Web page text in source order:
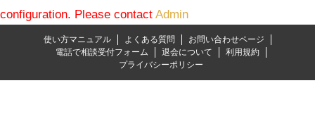
c
configuration. Please contact Admin
使い方マニュアル よくある質問
お問い合わせページ
電話で相談受付フォーム
退会について
利用規約
プライバシーポリシー